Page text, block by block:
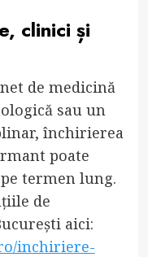
clinici și
de medicină
sau un
închirierea
poate
termen lung.
de
aici:
inchiriere-